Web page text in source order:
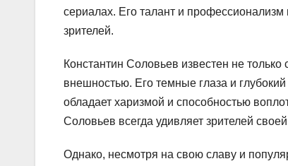
сериалах. Его талант и
зрителей.
Константин Соловьев известен не
внешностью. Его темные глаза и
обладает харизмой и способностью
Соловьев всегда удивляет зрителей
Однако, несмотря на свою славу и